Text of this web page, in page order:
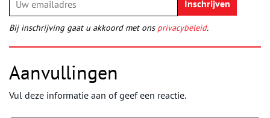
Bij inschrijving gaat u akkoord met ons privacybeleid.
Aanvullingen
Vul deze informatie aan of geef een reactie.